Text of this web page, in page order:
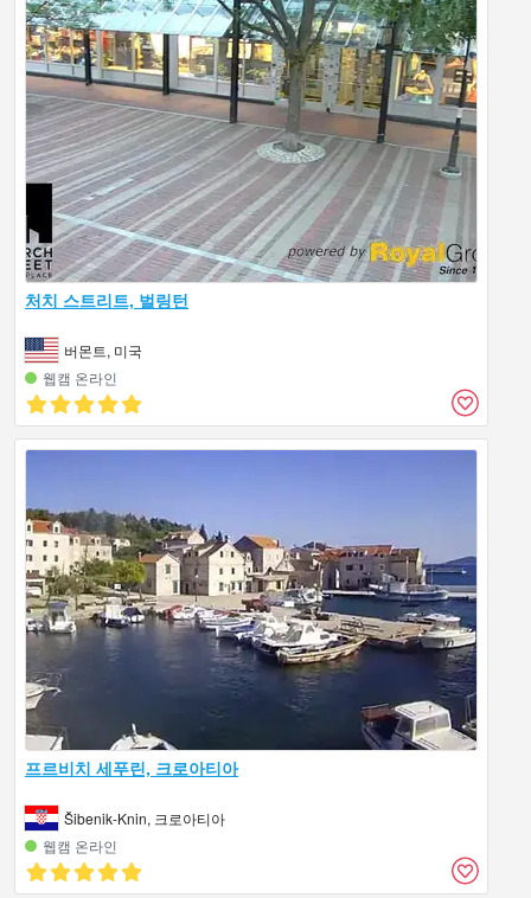
처치 스트리트, 벌링턴
버몬트, 미국
웹캠 온라인
프르비치 세푸린, 크로아티아
Šibenik-Knin, 크로아티아
웹캠 온라인